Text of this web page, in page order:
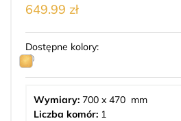
649.99 zł
Dostępne kolory:
Wymiary: 700 x 470 mm
Liczba komór: 1